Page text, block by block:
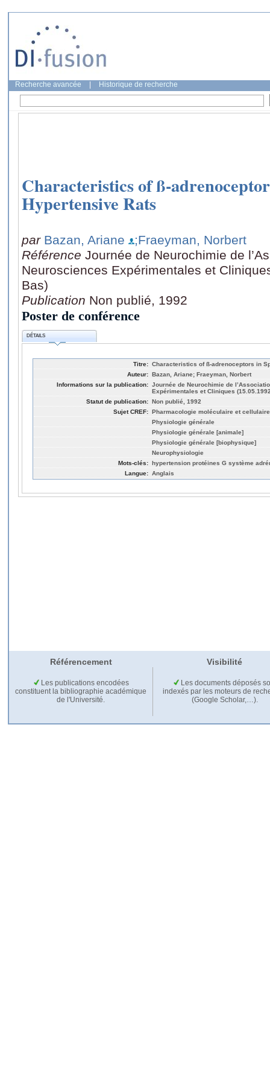
Recherche avancée Historique de recherche
Characteristics of ß-
Hypertensive Rats
par Bazan, Ariane
;Fraeyman, Norbert
Référence Journée de Neurochimie de
Neurosciences Expérimentales et
Bas)
Publication Non publié, 1992
Poster de conférence
DÉTAILS
Titre: Characteristics of ß-adrenoceptors in
Auteur: Bazan, Ariane; Fraeyman, Norbert
Informations sur la publication: Journée de Neurochimie de
Expérimentales et Cliniques
Statut de publication: Non publié, 1992
Sujet CREF: Pharmacologie moléculaire et cellulaire
Physiologie générale
Physiologie générale [animale]
Physiologie générale [biophysique]
Neurophysiologie
Mots-clés: hypertension protéines G système
Langue: Anglais
Référencement Visibilité
Les publications encodées
constituent la bibliographie académique
de l'Université.
Les documents déposés
indexés par les moteurs de
(Google Scholar,…).